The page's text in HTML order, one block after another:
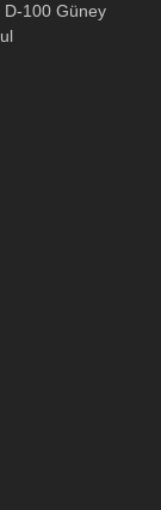
D-100 Güney